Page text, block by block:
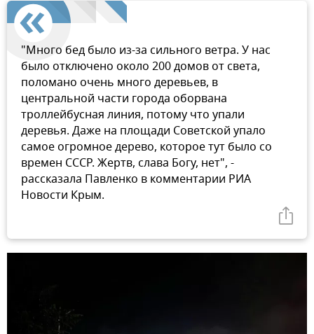
"Много бед было из-за сильного ветра. У нас
было отключено около 200 домов от света,
поломано очень много деревьев, в
центральной части города оборвана
троллейбусная линия, потому что упали
деревья. Даже на площади Советской упало
самое огромное дерево, которое тут было со
времен СССР. Жертв, слава Богу, нет", -
рассказала Павленко в комментарии РИА
Новости Крым.